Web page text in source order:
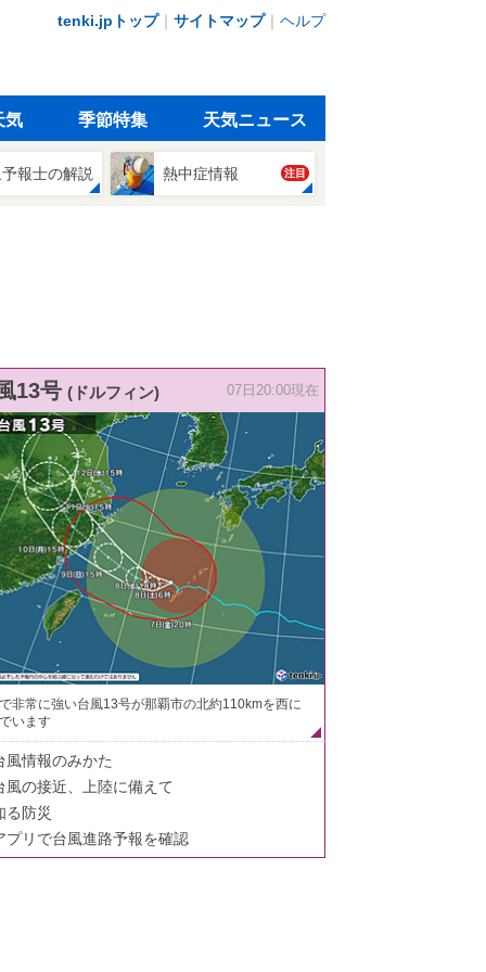
tenki.jpトップ｜ サイトマップ｜ ヘルプ
気 季節特集 天気ニュース
報士の解説 熱中症情報 注目
13号 (ドルフィン) 07日20:00現在
非常に強い台風13号が那覇市の北約110kmを西に
います
風情報のみかた
風の接近、上陸に備えて
る防災
プリで台風進路予報を確認